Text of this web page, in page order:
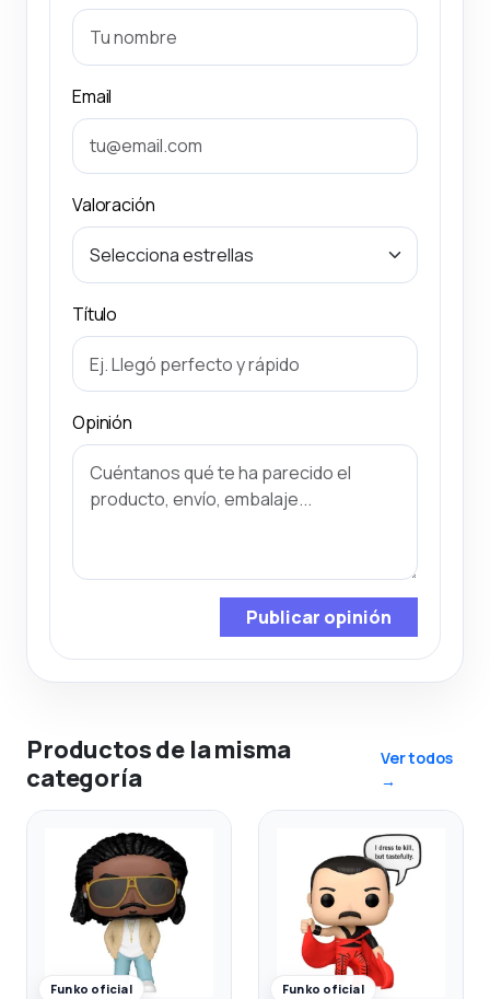
Email
Valoración
Título
Opinión
Publicar opinión
Productos de la misma
categoría
Ver todos
→
Funko oficial Funko oficial